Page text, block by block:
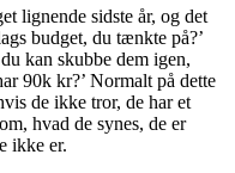
lignende sidste år, og det
budget, du tænkte på?’
kan skubbe dem igen,
90k kr?’ Normalt på dette
de ikke tror, de har et
hvad de synes, de er
ikke er.